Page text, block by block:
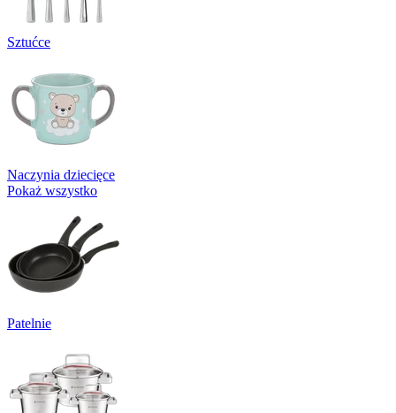
Sztućce
Naczynia dziecięce
Pokaż wszystko
Patelnie